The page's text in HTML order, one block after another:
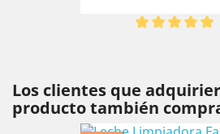
Los clientes que
producto también